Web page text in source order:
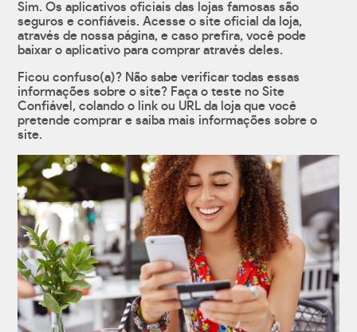
Sim. Os aplicativos oficiais das lojas famosas são
seguros e confiáveis. Acesse o site oficial da loja,
através de nossa página, e caso prefira, você pode
baixar o aplicativo para comprar através deles.
Ficou confuso(a)? Não sabe verificar todas essas
informações sobre o site? Faça o teste no Site
Confiável, colando o link ou URL da loja que você
pretende comprar e saiba mais informações sobre o
site.